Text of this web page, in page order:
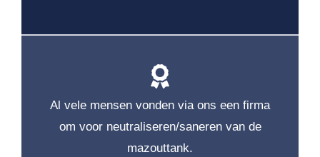
Al vele mensen vonden via ons een firma
om voor neutraliseren/saneren van de
mazouttank.